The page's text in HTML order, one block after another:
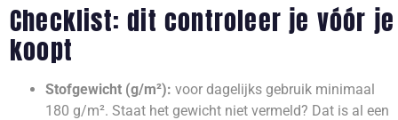
Checklist: dit controleer je vóór je
koopt
Stofgewicht (g/m²): voor dagelijks gebruik minimaal
180 g/m². Staat het gewicht niet vermeld? Dat is al een